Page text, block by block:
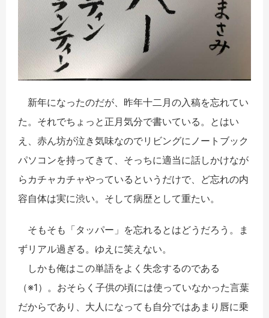
新年になったのだが、昨年十二月の入稿を忘れてい
た。それでちょっと正月気分で書いている。とはい
え、赤ん坊が泣き気味なのでリビングにノートブック
パソコンを持ってきて、そっちに適当に話しかけなが
らカチャカチャやっているというだけで、ど忘れの内
容自体は実に渋い。そして病歴として重たい。
そもそも「タッパー」を忘れるとはどうだろう。ま
ずリアル過ぎる。ゆえに笑えない。
しかも俺はこの単語をよく失念するのである
（※1）。おそらく子供の頃には使っていなかった言葉
だからであり、大人になっても自分ではあまり唇に乗